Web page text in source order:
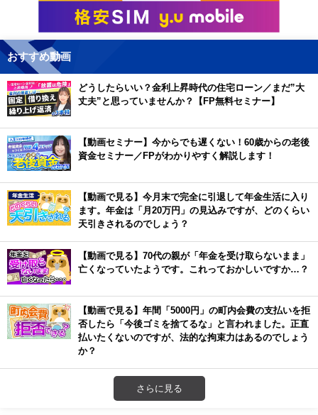
おすすめ動画
どうしたらいい？金利上昇時代の住宅ローン／まだ”大
丈夫”と思っていませんか？【FP無料セミナー】
【動画セミナー】今からでも遅くない！60歳からの老後
資金セミナー／FPがわかりやすく解説します！
【動画で見る】今月末で完全に引退して年金生活に入り
ます。年金は「月20万円」の見込みですが、どのくらい
天引きされるのでしょう？
【動画で見る】70代の親が「年金を受け取らないまま」
亡くなっていたようです。これっておかしいですか…？
【動画で見る】年間「5000円」の町内会費の支払いを拒
否したら「今後ゴミを捨てるな」と言われました。正直
払いたくないのですが、法的な拘束力はあるのでしょう
か？
さらに見る